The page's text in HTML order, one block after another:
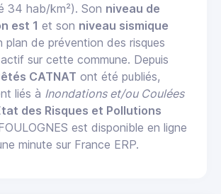
34 hab/km²). Son niveau de
est 1 et son niveau sismique
plan de prévention des risques
sur cette commune. Depuis
CATNAT ont été publiés,
liés à Inondations et/ou Coulées
des Risques et Pollutions
est disponible en ligne
minute sur France ERP.